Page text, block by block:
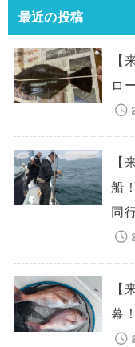
最近の投稿
【
ロ
【
船
同
【
幕